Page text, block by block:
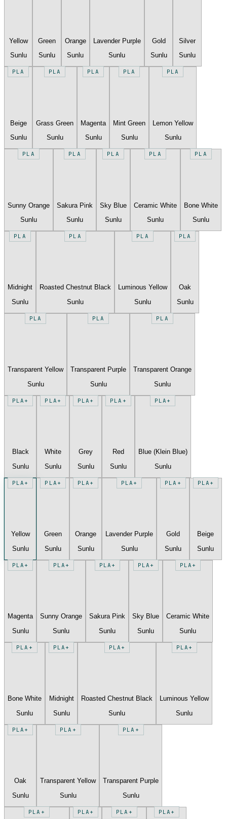
Yellow
Sunlu
Green
Sunlu
Orange
Sunlu
Lavender Purple
Sunlu
Gold
Sunlu
Silver
Sunlu
PLA
Beige
Sunlu
PLA
Grass Green
Sunlu
PLA
Magenta
Sunlu
PLA
Mint Green
Sunlu
PLA
Lemon Yellow
Sunlu
PLA
Sunny Orange
Sunlu
PLA
Sakura Pink
Sunlu
PLA
Sky Blue
Sunlu
PLA
Ceramic White
Sunlu
PLA
Bone White
Sunlu
PLA
Midnight
Sunlu
PLA
Roasted Chestnut Black
Sunlu
PLA
Luminous Yellow
Sunlu
PLA
Oak
Sunlu
PLA
Transparent Yellow
Sunlu
PLA
Transparent Purple
Sunlu
PLA
Transparent Orange
Sunlu
PLA+
Black
Sunlu
PLA+
White
Sunlu
PLA+
Grey
Sunlu
PLA+
Red
Sunlu
PLA+
Blue (Klein Blue)
Sunlu
PLA+
Yellow
Sunlu
PLA+
Green
Sunlu
PLA+
Orange
Sunlu
PLA+
Lavender Purple
Sunlu
PLA+
Gold
Sunlu
PLA+
Beige
Sunlu
PLA+
Magenta
Sunlu
PLA+
Sunny Orange
Sunlu
PLA+
Sakura Pink
Sunlu
PLA+
Sky Blue
Sunlu
PLA+
Ceramic White
Sunlu
PLA+
Bone White
Sunlu
PLA+
Midnight
Sunlu
PLA+
Roasted Chestnut Black
Sunlu
PLA+
Luminous Yellow
Sunlu
PLA+
Oak
Sunlu
PLA+
Transparent Yellow
Sunlu
PLA+
Transparent Purple
Sunlu
PLA+ PLA+ PLA+ PLA+